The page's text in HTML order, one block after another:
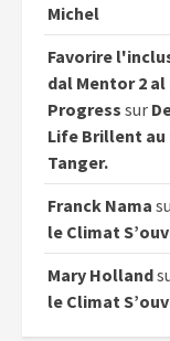
Michel
Favorire
dal Mentor 2
Progress sur
Life Brillent au
Tanger.
Franck Nama
le Climat
Mary Holland
le Climat